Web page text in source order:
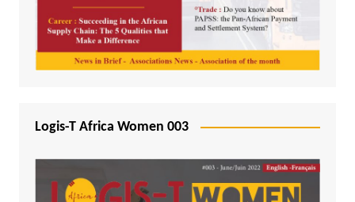
Logis-T Africa Women 003